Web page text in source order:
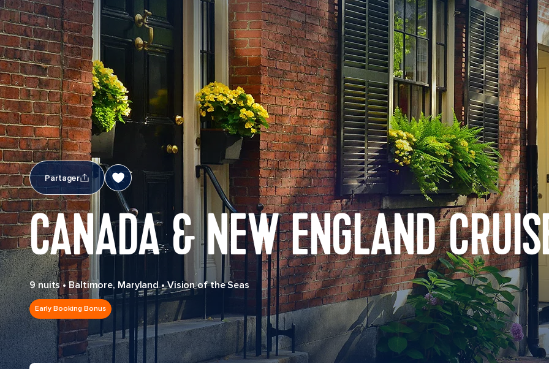
Partager
CANADA & NEW ENGLAND
9 nuits•Baltimore, Maryland•Vision of the Seas
Early Booking Bonus